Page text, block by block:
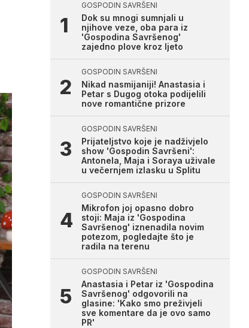
GOSPODIN SAVRŠENI
Dok su mnogi sumnjali u
njihove veze, oba para iz
'Gospodina Savršenog'
zajedno plove kroz ljeto
GOSPODIN SAVRŠENI
Nikad nasmijaniji! Anastasia i
Petar s Dugog otoka podijelili
nove romantične prizore
GOSPODIN SAVRŠENI
Prijateljstvo koje je nadživjelo
show 'Gospodin Savršeni':
Antonela, Maja i Soraya uživale
u večernjem izlasku u Splitu
GOSPODIN SAVRŠENI
Mikrofon joj opasno dobro
stoji: Maja iz 'Gospodina
Savršenog' iznenadila novim
potezom, pogledajte što je
radila na terenu
GOSPODIN SAVRŠENI
Anastasia i Petar iz 'Gospodina
Savršenog' odgovorili na
glasine: 'Kako smo preživjeli
sve komentare da je ovo samo
PR'